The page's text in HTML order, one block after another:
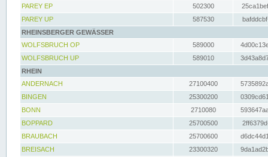
PAREY EP
502300
PAREY UP
587530
RHEINSBERGER GEWÄSSER
WOLFSBRUCH OP
589000
WOLFSBRUCH UP
589010
RHEIN
ANDERNACH
27100400
BINGEN
25300200
BONN
2710080
BOPPARD
25700500
BRAUBACH
25700600
BREISACH
23300320